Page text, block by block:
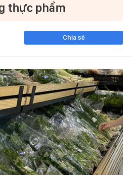
thực phẩm
Chia sẻ